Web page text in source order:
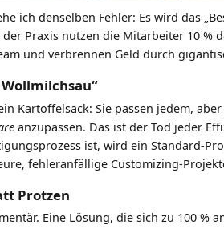
ich denselben Fehler: Es wird das
der Praxis nutzen die Mitarbeiter 10 %
und verbrennen Geld durch
Kartoffelsack: Sie passen jedem,
anzupassen. Das ist der Tod jeder
ist, wird ein Standard-
fehleranfällige Customizing-
Protzen
Eine Lösung, die sich zu 100 %